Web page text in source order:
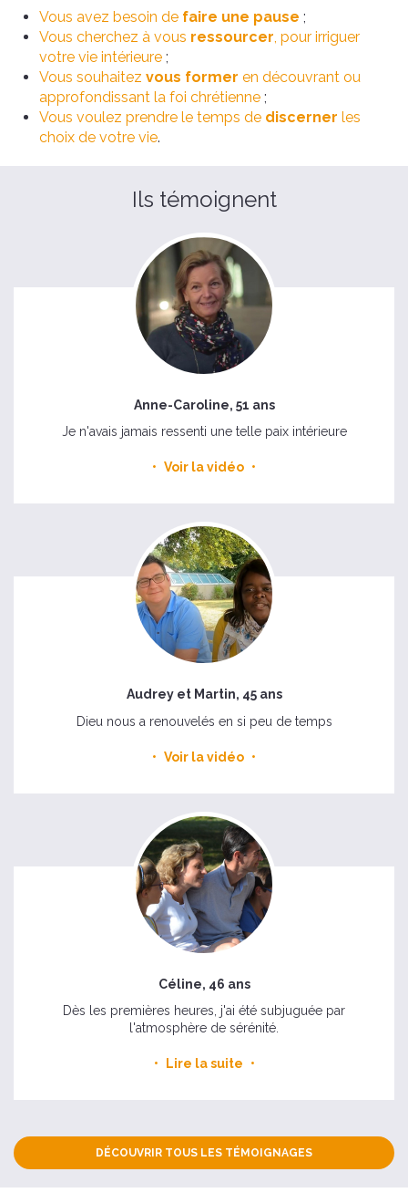
Vous avez besoin de faire une pause ;
Vous cherchez à vous ressourcer , pour irriguer
votre vie intérieure ;
Vous souhaitez vous former en découvrant ou
approfondissant la foi chrétienne ;
Vous voulez prendre le temps de discerner les
choix de votre vie.
Ils témoignent
Anne-Caroline, 51 ans
Je n'avais jamais ressenti une telle paix intérieure
Voir la vidéo
Audrey et Martin, 45 ans
Dieu nous a renouvelés en si peu de temps
Voir la vidéo
Céline, 46 ans
Dès les premières heures, j'ai été subjuguée par
l'atmosphère de sérénité.
Lire la suite
DÉCOUVRIR TOUS LES TÉMOIGNAGES